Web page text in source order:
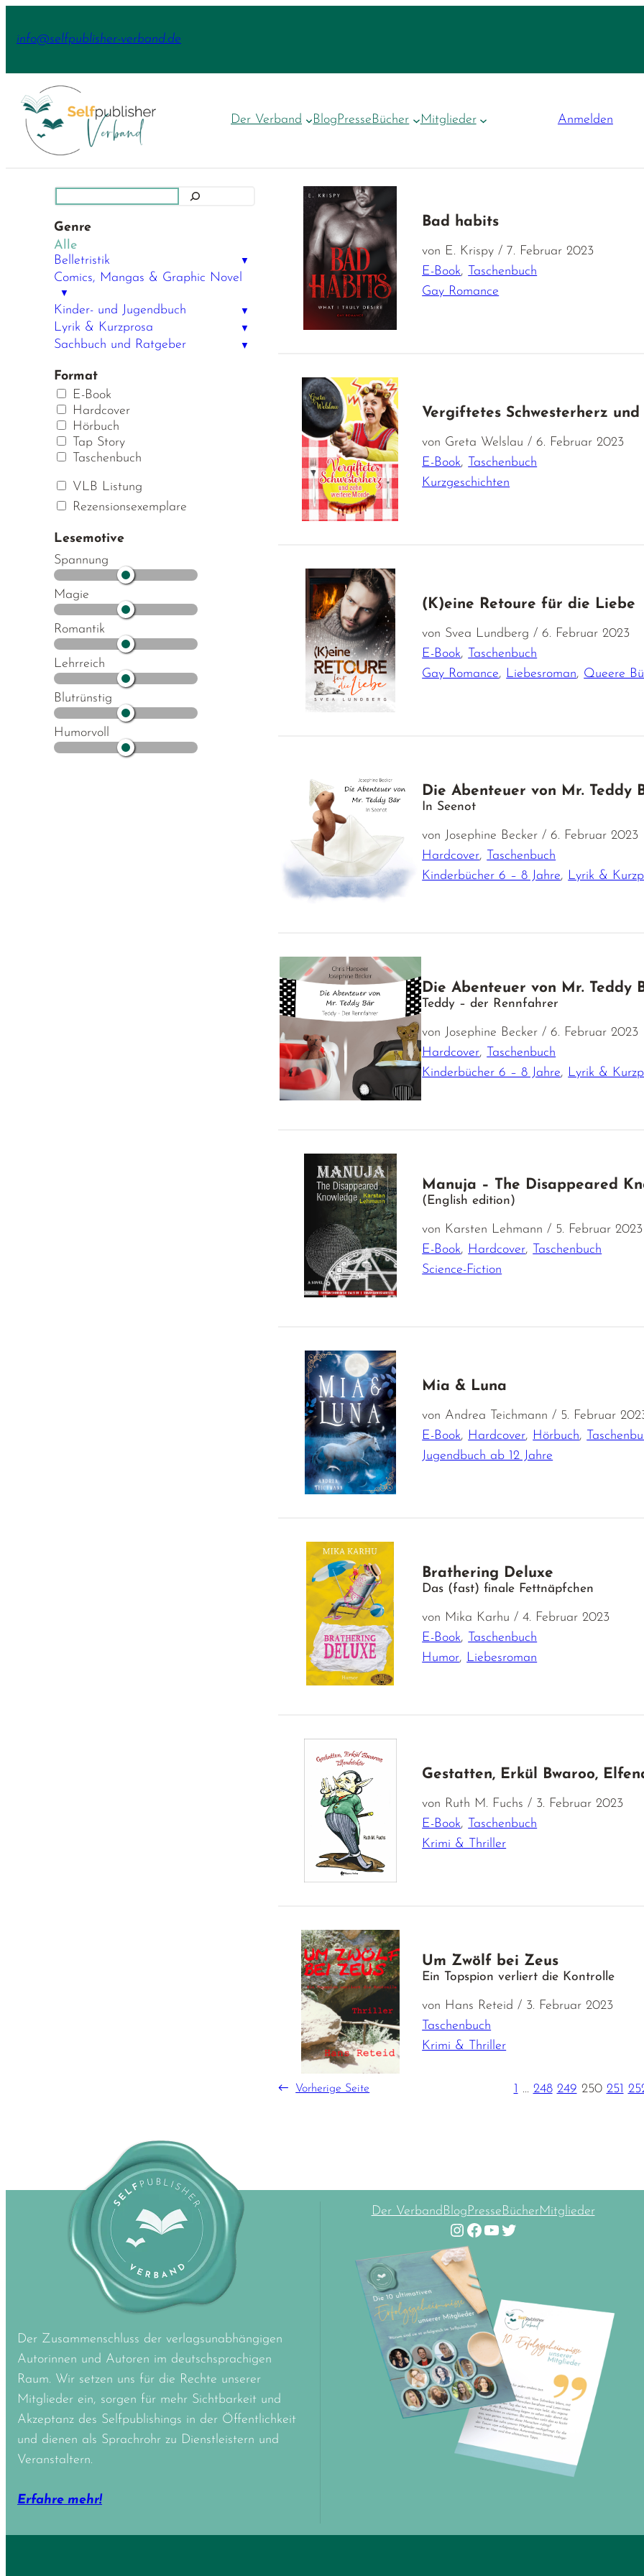
Inhalt
info@selfpublisher-verband.de
Der Verband BlogPresseBücher Mitglieder Anmelden
Genre
Alle
Belletristik
▼
Comics, Mangas & Graphic Novel
▼
Kinder- und Jugendbuch ▼
Lyrik & Kurzprosa ▼
Sachbuch und Ratgeber ▼
Format
E-Book
Hardcover
Hörbuch
Tap Story
Taschenbuch
VLB Listung
Rezensionsexemplare
Lesemotive
Spannung
Magie
Romantik
Lehrreich
Blutrünstig
Humorvoll
Bad habits
von E. Krispy / 7. Februar 2023
E-Book, Taschenbuch
Gay Romance
Vergiftetes Schwesterherz
von Greta Welslau / 6. Februar 2023
E-Book, Taschenbuch
Kurzgeschichten
(K)eine Retoure für die Liebe
von Svea Lundberg / 6. Februar 2023
E-Book, Taschenbuch
Gay Romance, Liebesroman, Queere
Die Abenteuer von Mr. Teddy
In Seenot
von Josephine Becker / 6. Februar 2023
Hardcover,
Taschenbuch
Kinderbücher 6 – 8 Jahre, Lyrik &
Die Abenteuer von Mr. Teddy
Teddy – der Rennfahrer
von Josephine Becker / 6. Februar 2023
Hardcover,
Taschenbuch
Kinderbücher 6 – 8 Jahre, Lyrik &
Manuja – The Disappeared
(English edition)
von Karsten Lehmann / 5. Februar 2023
E-Book, Hardcover,
Taschenbuch
Science-Fiction
Mia & Luna
von Andrea Teichmann / 5. Februar
E-Book, Hardcover, Hörbuch,
Jugendbuch ab 12 Jahre
Brathering Deluxe
Das (fast) finale Fettnäpfchen
von Mika Karhu / 4. Februar 2023
E-Book,
Taschenbuch
Humor, Liebesroman
Gestatten, Erkül Bwaroo,
von Ruth M. Fuchs / 3. Februar 2023
E-Book, Taschenbuch
Krimi & Thriller
Um Zwölf bei Zeus
Ein Topspion verliert die Kontrolle
von Hans Reteid / 3. Februar 2023
Taschenbuch
Krimi & Thriller
← Vorherige Seite 1 … 248 249 250 251
Der Zusammenschluss der verlagsunabhängigen
Autorinnen und Autoren im deutschsprachigen
Raum. Wir setzen uns für die Rechte unserer
Mitglieder ein, sorgen für mehr Sichtbarkeit und
Akzeptanz des Selfpublishings in der Öffentlichkeit
und dienen als Sprachrohr zu Dienstleistern und
Veranstaltern.
Erfahre mehr!
Der VerbandBlogPresseBücherMitglieder
Instagram Facebook YouTube Twitter